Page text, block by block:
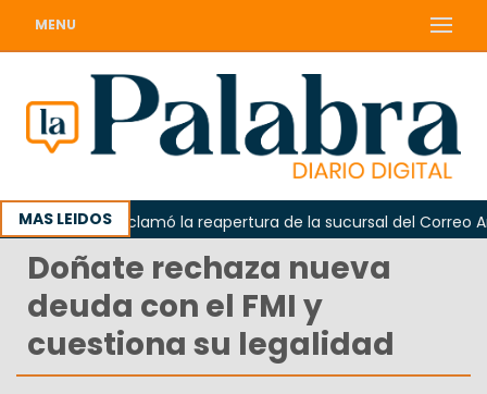
MENU
MAS LEIDOS
Odarda reclamó la reapertura de la sucursal del Correo
Doñate rechaza nueva
deuda con el FMI y
cuestiona su legalidad